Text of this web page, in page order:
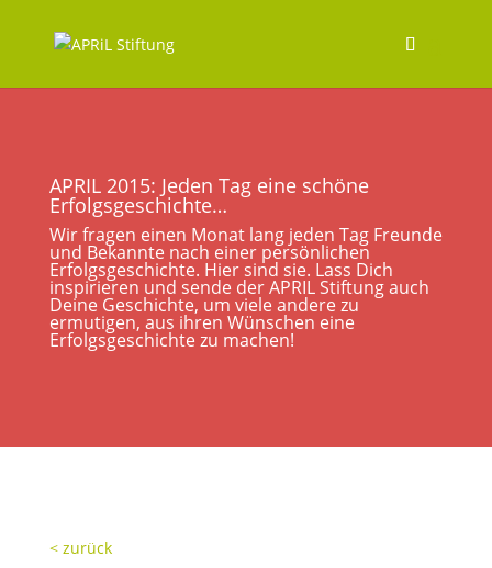
APRIL 2015: Jeden Tag eine schöne
Erfolgsgeschichte…
Wir fragen einen Monat lang jeden Tag Freunde
und Bekannte nach einer persönlichen
Erfolgsgeschichte. Hier sind sie. Lass Dich
inspirieren und sende der APRIL Stiftung auch
Deine Geschichte, um viele andere zu
ermutigen, aus ihren Wünschen eine
Erfolgsgeschichte zu machen!
< zurück